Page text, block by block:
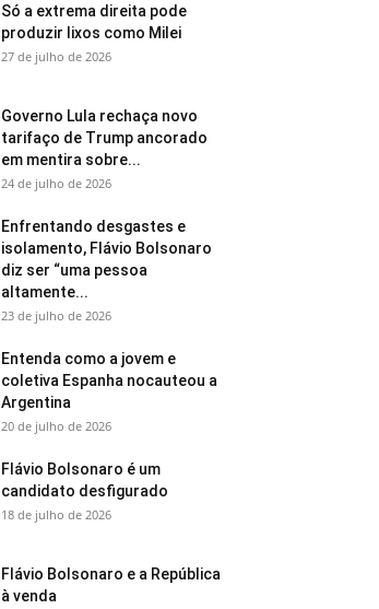
Só a extrema direita pode
produzir lixos como Milei
27 de julho de 2026
Governo Lula rechaça novo
tarifaço de Trump ancorado
em mentira sobre...
24 de julho de 2026
Enfrentando desgastes e
isolamento, Flávio Bolsonaro
diz ser “uma pessoa
altamente...
23 de julho de 2026
Entenda como a jovem e
coletiva Espanha nocauteou a
Argentina
20 de julho de 2026
Flávio Bolsonaro é um
candidato desfigurado
18 de julho de 2026
Flávio Bolsonaro e a República
à venda